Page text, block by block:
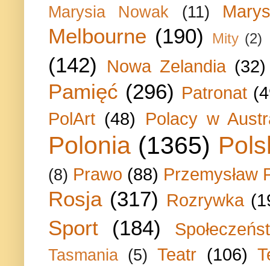
Marysia Nowak (11)
Melbourne (190) Mity (2)
(142) Nowa Zelandia (32)
Pamięć (296) Patronat
PolArt (48) Polacy w
Polonia (1365)
(8) Prawo (88) Przemysław
Rosja (317) Rozrywka
Sport (184)
Tasmania (5) Teatr (106)